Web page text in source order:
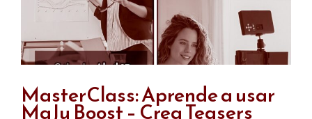
MasterClass: Aprende a usar
MaJu Boost – Crea Teasers